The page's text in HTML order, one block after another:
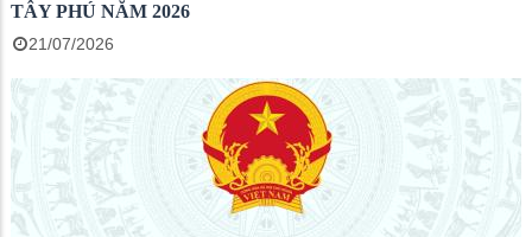
TÂY PHÚ NĂM 2026
21/07/2026